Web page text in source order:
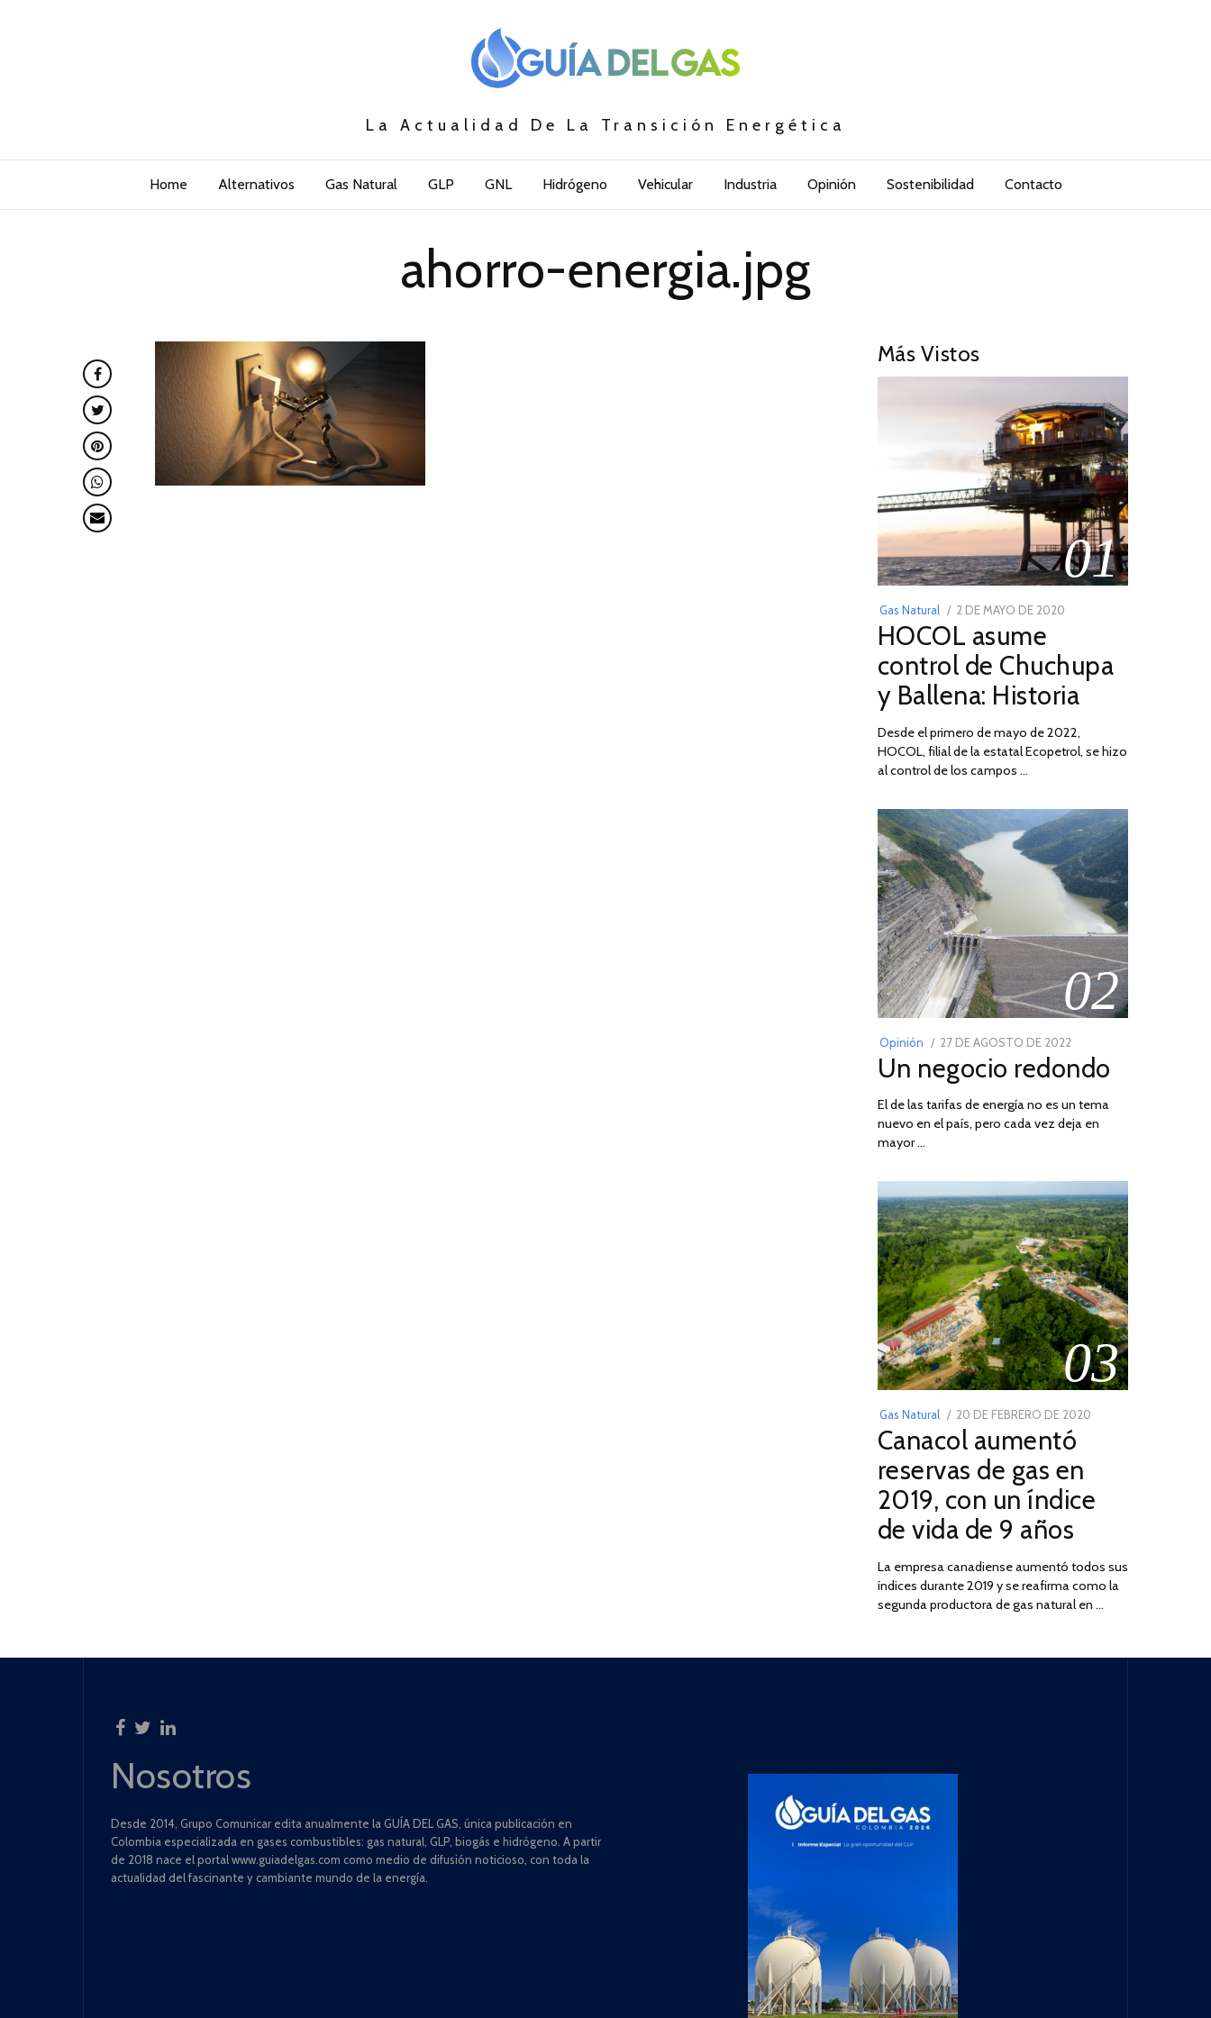
La Actualidad De La Transición Energética
Home Alternativos Gas Natural GLP GNL Hidrógeno Vehicular Industria Opinión Sostenibilidad Contacto
ahorro-energia.jpg
Más Vistos
01
Gas Natural
POSTED
ON
2 DE MAYO DE 2020
DE
2026
HOCOL asume
control de Chuchupa
y Ballena: Historia
Desde el primero de mayo de 2022,
HOCOL, filial de la estatal Ecopetrol, se hizo
al control de los campos …
02
Opinión
POSTED
ON
27 DE AGOSTO DE 2022
DE
DE
2022
Un negocio redondo
El de las tarifas de energía no es un tema
nuevo en el país, pero cada vez deja en
mayor …
03
Gas Natural
POSTED
ON
20 DE FEBRERO DE 2020
2025
Canacol aumentó
reservas de gas en
2019, con un índice
de vida de 9 años
La empresa canadiense aumentó todos sus
índices durante 2019 y se reafirma como la
segunda productora de gas natural en …
Nosotros
Desde 2014, Grupo Comunicar edita anualmente la GUÍA DEL GAS, única publicación en
Colombia especializada en gases combustibles: gas natural, GLP, biogás e hidrógeno. A partir
de 2018 nace el portal www.guiadelgas.com como medio de difusión noticioso, con toda la
actualidad del fascinante y cambiante mundo de la energía.